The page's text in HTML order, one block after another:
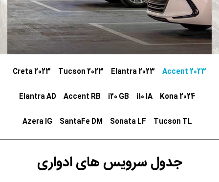
Accent 2023
Elantra 2023
Tucson 2023
Creta 2023
Kona 2024
i10 IA
i20 GB
Accent RB
Elantra AD
Tucson TL
Sonata LF
SantaFe DM
Azera IG
جدول سرویس های ادواری